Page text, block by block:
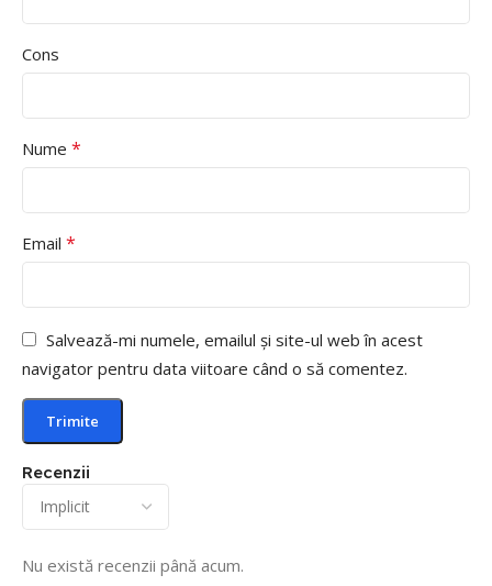
Recenzii
Nu există recenzii până acum.
Cons
Nume *
Email *
Salvează-mi numele, emailul și site-ul web în acest
navigator pentru data viitoare când o să comentez.